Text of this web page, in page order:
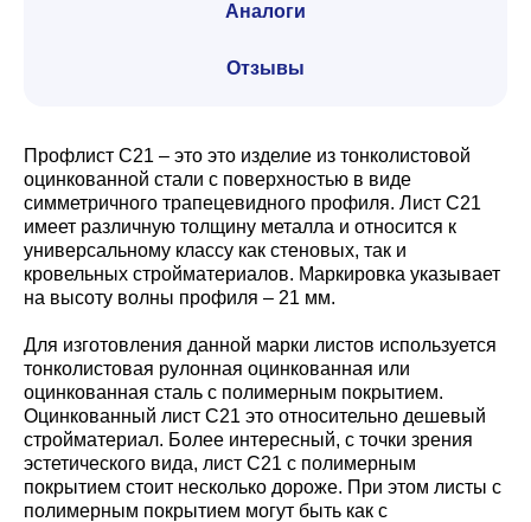
Аналоги
Отзывы
Профлист С21 – это это изделие из тонколистовой
оцинкованной стали с поверхностью в виде
симметричного трапецевидного профиля. Лист С21
имеет различную толщину металла и относится к
универсальному классу как стеновых, так и
кровельных стройматериалов. Маркировка указывает
на высоту волны профиля – 21 мм.
Для изготовления данной марки листов используется
тонколистовая рулонная оцинкованная или
оцинкованная сталь с полимерным покрытием.
Оцинкованный лист С21 это относительно дешевый
стройматериал. Более интересный, с точки зрения
эстетического вида, лист С21 с полимерным
покрытием стоит несколько дороже. При этом листы с
полимерным покрытием могут быть как с